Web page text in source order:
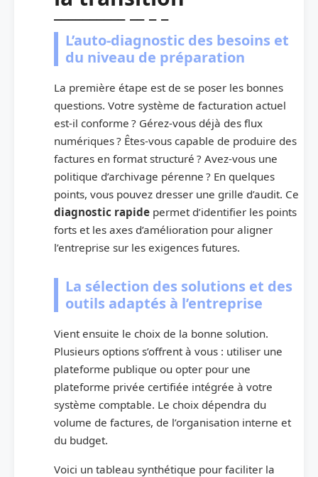
L’auto-diagnostic des besoins et
du niveau de préparation
La première étape est de se poser les bonnes
questions. Votre système de facturation actuel
est-il conforme ? Gérez-vous déjà des flux
numériques ? Êtes-vous capable de produire des
factures en format structuré ? Avez-vous une
politique d’archivage pérenne ? En quelques
points, vous pouvez dresser une grille d’audit. Ce
diagnostic rapide permet d’identifier les points
forts et les axes d’amélioration pour aligner
l’entreprise sur les exigences futures.
La sélection des solutions et des
outils adaptés à l’entreprise
Vient ensuite le choix de la bonne solution.
Plusieurs options s’offrent à vous : utiliser une
plateforme publique ou opter pour une
plateforme privée certifiée intégrée à votre
système comptable. Le choix dépendra du
volume de factures, de l’organisation interne et
du budget.
Voici un tableau synthétique pour faciliter la